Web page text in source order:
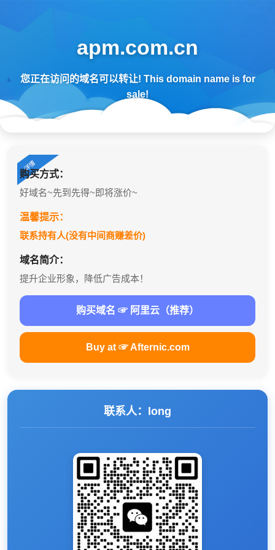
apm.com.cn
您正在访问的域名可以转让! This domain name is for
sale!
购买方式：
好域名~先到先得~即将涨价~
温馨提示：
联系持有人(没有中间商赚差价)
域名简介：
提升企业形象，降低广告成本！
购买域名 ☞ 阿里云（推荐）
Buy at ☞ Afternic.com
联系人：long